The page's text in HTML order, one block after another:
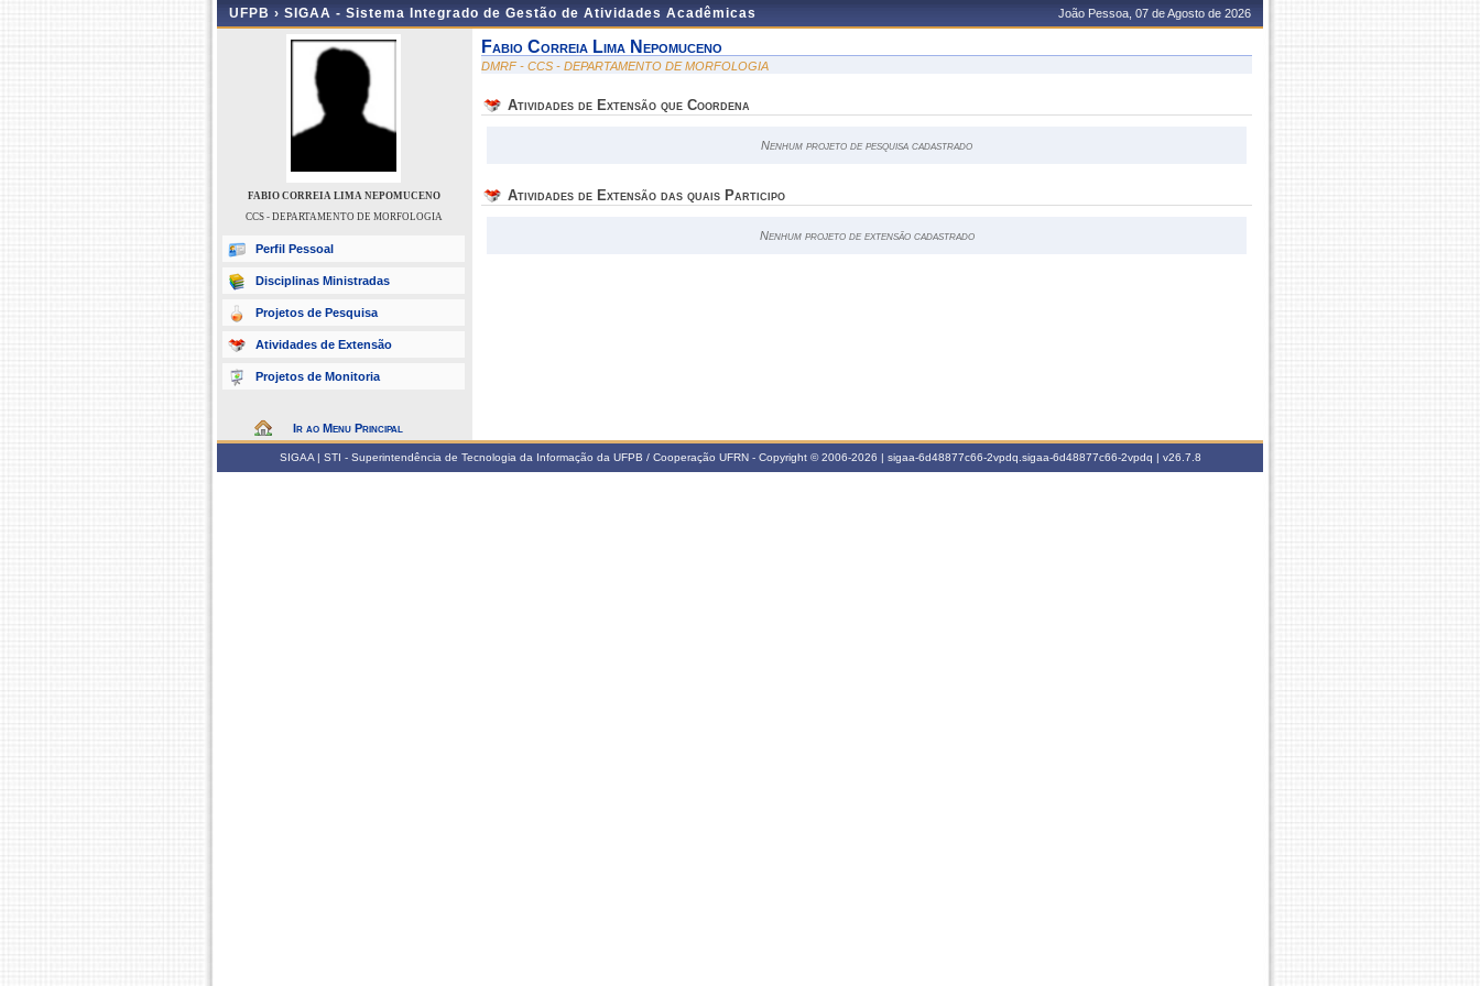
UFPB › SIGAA - Sistema Integrado de Gestão de Atividades Acadêmicas João Pessoa, 07 de Agosto de 2026
FABIO CORREIA LIMA NEPOMUCENO
CCS - DEPARTAMENTO DE MORFOLOGIA
Perfil Pessoal
Disciplinas Ministradas
Projetos de Pesquisa
Atividades de Extensão
Projetos de Monitoria
Ir ao Menu Principal
Fabio Correia Lima Nepomuceno
DMRF - CCS - DEPARTAMENTO DE MORFOLOGIA
Atividades de Extensão que Coordena
Nenhum projeto de pesquisa cadastrado
Atividades de Extensão das quais Participo
Nenhum projeto de extensão cadastrado
SIGAA | STI - Superintendência de Tecnologia da Informação da UFPB / Cooperação UFRN - Copyright © 2006-2026 | sigaa-6d48877c66-2vpdq.sigaa-6d48877c66-2vpdq | v26.7.8